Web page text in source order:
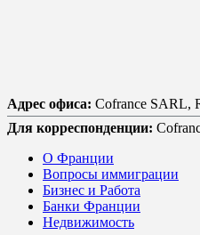
Адрес офиса: Cofrance SARL,
Для корреспонденции:
О Франции
Вопросы иммиграции
Бизнес и Работа
Банки Франции
Недвижимость